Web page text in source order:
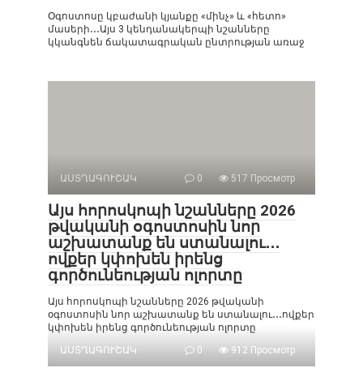
Օգոստոսը կբաժանի կյանքը «մինչ» և «հետո»
մասերի․․․Այս 3 կենդանակերպի նշանները
կկանգնեն ճակատագրական ընտրության առաջ
ԱՍՏՂԱԳՈՒՇԱԿ 0 517 Просмотр
Այս հորոսկոպի նշանները 2026
թվականի օգոստոսին նոր
աշխատանք են ստանալու․․․
ովքեր կփոխեն իրենց
գործունեության ոլորտը
Այս հորոսկոպի նշանները 2026 թվականի
օգոստոսին նոր աշխատանք են ստանալու․․․ովքեր
կփոխեն իրենց գործունեության ոլորտը
ԱՍՏՂԱԳՈՒՇԱԿ
0 912 Просмотр